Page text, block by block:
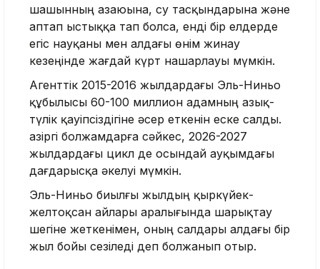
шашынның азаюына, су тасқындарына және
аптап ыстыққа тап болса, енді бір елдерде
егіс науқаны мен алдағы өнім жинау
кезеңінде жағдай күрт нашарлауы мүмкін.
Агенттік 2015-2016 жылдардағы Эль-Ниньо
құбылысы 60-100 миллион адамның азық-
түлік қауіпсіздігіне әсер еткенін еске салды.
Қазіргі болжамдарға сәйкес, 2026-2027
жылдардағы цикл де осындай ауқымдағы
дағдарысқа әкелуі мүмкін.
Эль-Ниньо биылғы жылдың қыркүйек-
желтоқсан айлары аралығында шарықтау
шегіне жеткенімен, оның салдары алдағы бір
жыл бойы сезіледі деп болжанып отыр.